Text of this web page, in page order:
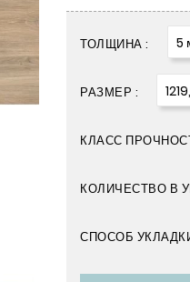
ТОЛЩИНА : 5
РАЗМЕР :
КЛАСС
КОЛИЧЕСТВО В
СПОСОБ